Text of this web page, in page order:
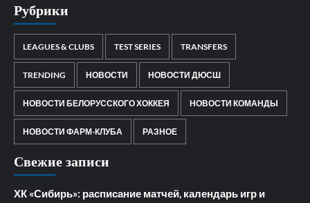
Рубрики
LEAGUES & CLUBS TEST SERIES TRANSFERS
TRENDING НОВОСТИ НОВОСТИ ДЮСШ
НОВОСТИ БЕЛОРУССКОГО ХОККЕЯ НОВОСТИ КОМАНДЫ
НОВОСТИ ФАРМ-КЛУБА РАЗНОЕ
Свежие записи
ХК «Сибирь»: расписание матчей, календарь игр и